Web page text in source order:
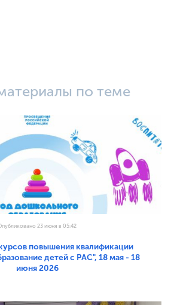
по теме
23 июня в 05:42
повышения квалификации
детей с РАС", 18 мая - 18
июня 2026